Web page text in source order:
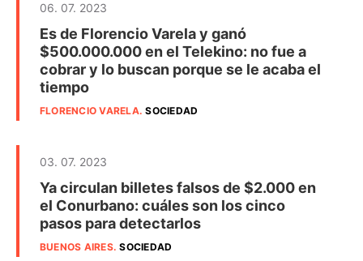
06. 07. 2023
Es de Florencio Varela y ganó
$500.000.000 en el Telekino: no fue a
cobrar y lo buscan porque se le acaba el
tiempo
FLORENCIO VARELA.SOCIEDAD
03. 07. 2023
Ya circulan billetes falsos de $2.000 en
el Conurbano: cuáles son los cinco
pasos para detectarlos
BUENOS AIRES.SOCIEDAD